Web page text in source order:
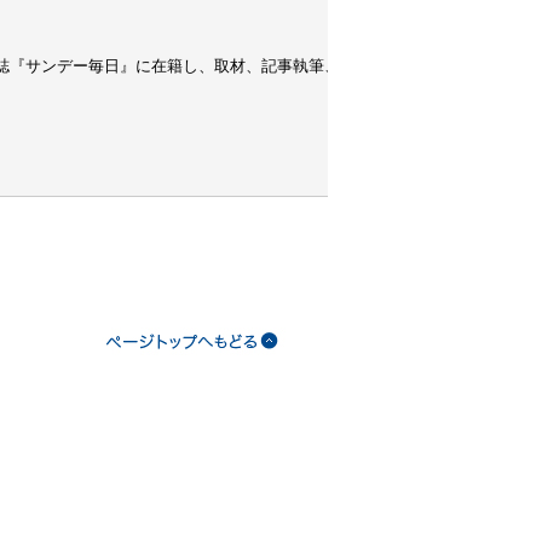
サンデー毎日』に在籍し、取材、記事執筆、